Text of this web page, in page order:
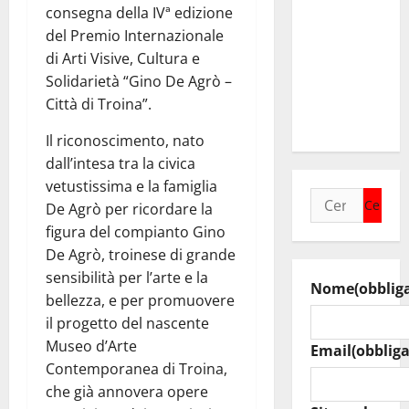
consegna della IVª edizione
del Premio Internazionale
di Arti Visive, Cultura e
Solidarietà “Gino De Agrò –
Città di Troina”.
Il riconoscimento, nato
dall’intesa tra la civica
vetustissima e la famiglia
De Agrò per ricordare la
figura del compianto Gino
De Agrò, troinese di grande
sensibilità per l’arte e la
bellezza, e per promuovere
il progetto del nascente
Museo d’Arte
Contemporanea di Troina,
che già annovera opere
Ricerca
per:
Nome
Email